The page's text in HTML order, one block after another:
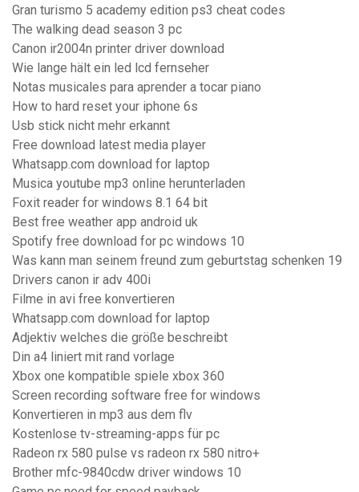
Gran turismo 5 academy edition ps3 cheat codes
The walking dead season 3 pc
Canon ir2004n printer driver download
Wie lange hält ein led lcd fernseher
Notas musicales para aprender a tocar piano
How to hard reset your iphone 6s
Usb stick nicht mehr erkannt
Free download latest media player
Whatsapp.com download for laptop
Musica youtube mp3 online herunterladen
Foxit reader for windows 8.1 64 bit
Best free weather app android uk
Spotify free download for pc windows 10
Was kann man seinem freund zum geburtstag schenken 19
Drivers canon ir adv 400i
Filme in avi free konvertieren
Whatsapp.com download for laptop
Adjektiv welches die größe beschreibt
Din a4 liniert mit rand vorlage
Xbox one kompatible spiele xbox 360
Screen recording software free for windows
Konvertieren in mp3 aus dem flv
Kostenlose tv-streaming-apps für pc
Radeon rx 580 pulse vs radeon rx 580 nitro+
Brother mfc-9840cdw driver windows 10